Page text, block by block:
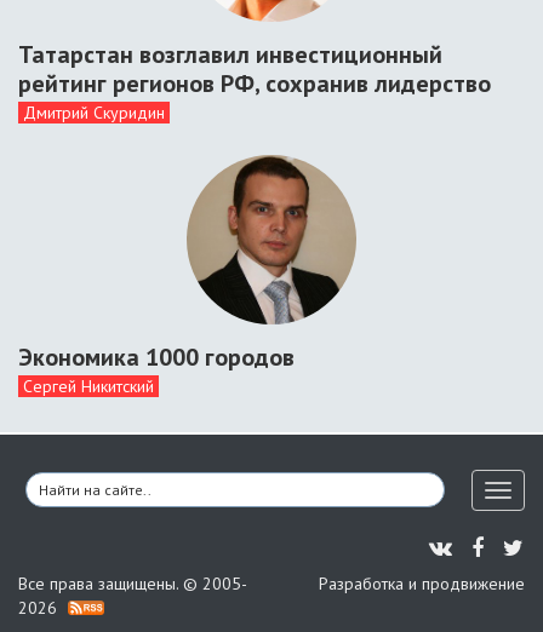
Татарстан возглавил инвестиционный
рейтинг регионов РФ, сохранив лидерство
Дмитрий Скуридин
Экономика 1000 городов
Сергей Никитский
Все права защищены. © 2005-
2026
Разработка и продвижение